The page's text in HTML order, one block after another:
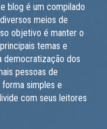
blog é um compilado
meios de
objetivo é manter o
temas e
democratização dos
pessoas de
simples e
com seus leitores